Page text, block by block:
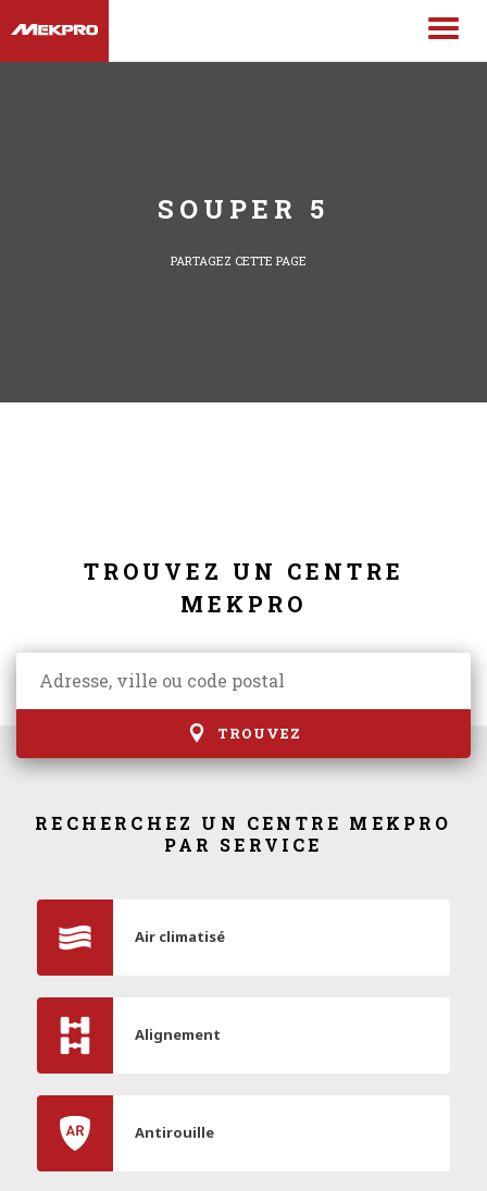
SOUPER 5
PARTAGEZ CETTE PAGE
TROUVEZ UN CENTRE
MEKPRO
TROUVEZ
RECHERCHEZ UN CENTRE MEKPRO
PAR SERVICE
Air climatisé
Alignement
Antirouille